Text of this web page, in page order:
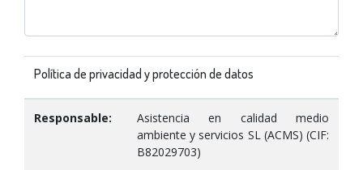
Política de privacidad y protección de datos
Responsable:
Asistencia en calidad medio
ambiente y servicios SL (ACMS) (CIF:
B82029703)